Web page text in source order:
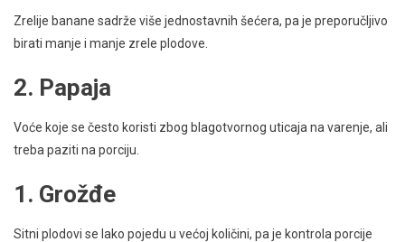
Zrelije banane sadrže više jednostavnih šećera, pa je preporučljivo
birati manje i manje zrele plodove.
2. Papaja
Voće koje se često koristi zbog blagotvornog uticaja na varenje, ali
treba paziti na porciju.
1. Grožđe
Sitni plodovi se lako pojedu u većoj količini, pa je kontrola porcije